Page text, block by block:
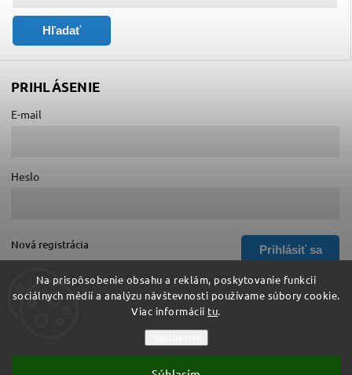
Na prispôsobenie obsahu a reklám, poskytovanie funkcií
sociálnych médií a analýzu návštevnosti používame súbory cookie.
Viac informácií tu.
Hľadať
PRIHLÁSENIE
E-mail
Heslo
Prihlásiť sa
Nová registrácia
Zabudnuté heslo
Hurá do školy. Všetky práva vyhradené.
Upraviť nastavenie cookies